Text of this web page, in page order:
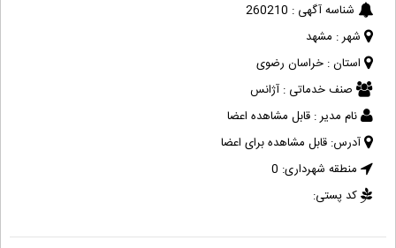
شناسه آگهی : 260210
شهر : مشهد
استان : خراسان رضوی
صنف خدماتی : آژانس
نام مدیر : قابل مشاهده اعضا
آدرس: قابل مشاهده برای اعضا
منطقه شهرداری: 0
کد پستی: